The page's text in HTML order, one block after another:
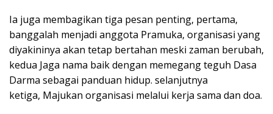
Ia juga membagikan tiga pesan penting, pertama,
banggalah menjadi anggota Pramuka, organisasi yang
diyakininya akan tetap bertahan meski zaman berubah,
kedua Jaga nama baik dengan memegang teguh Dasa
Darma sebagai panduan hidup. selanjutnya
ketiga, Majukan organisasi melalui kerja sama dan doa.